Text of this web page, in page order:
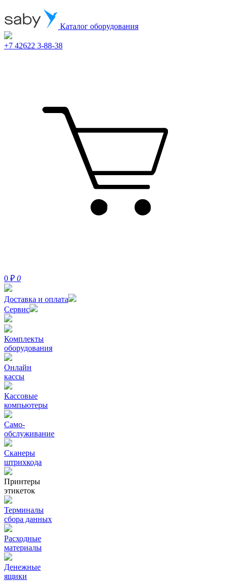
Каталог оборудования
+7 42622 3-88-38
0 ₽ 0
Доставка и оплата
Сервис
Комплекты
оборудования
Онлайн
кассы
Кассовые
компьютеры
Само-
обслуживание
Сканеры
штрихкода
Принтеры
этикеток
Терминалы
сбора данных
Расходные
материалы
Денежные
ящики